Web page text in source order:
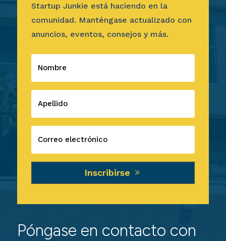
Startup Junkie está haciendo en la
comunidad. Manténgase actualizado con
anuncios, eventos, consejos y más.
Inscribirse
Póngase en contacto con